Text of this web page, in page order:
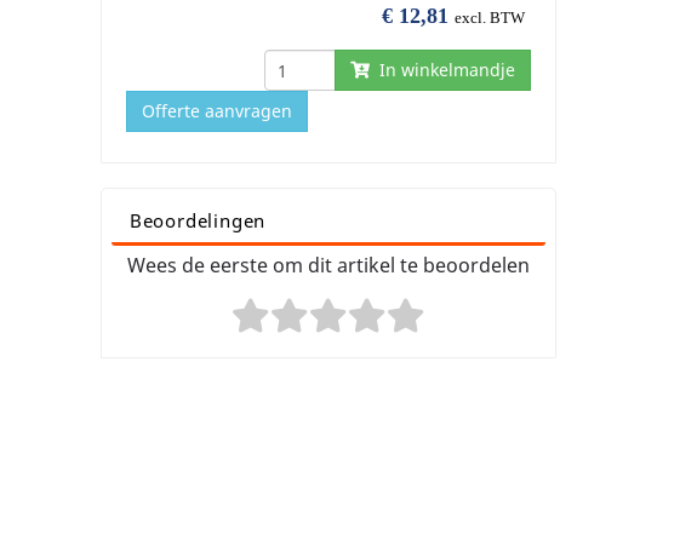
€ 12,81 excl. BTW
In winkelmandje
Offerte aanvragen
Beoordelingen
Wees de eerste om dit artikel te beoordelen